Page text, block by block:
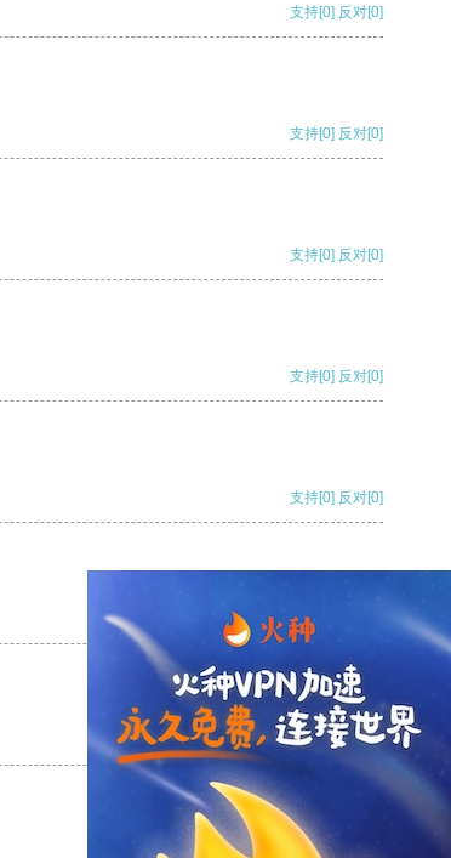
支持[0] 反对[0]
支持[0] 反对[0]
支持[0] 反对[0]
支持[0] 反对[0]
支持[0] 反对[0]
支持
支持[0] 反对[0]